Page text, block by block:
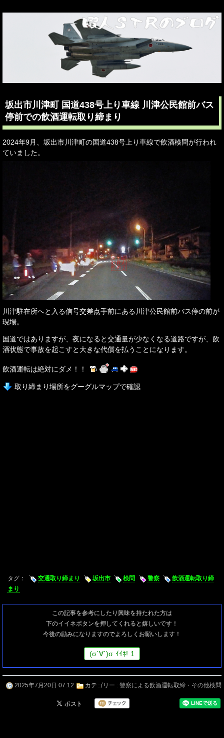
坂出市川津町 国道438号上り車線 川津公民館前バス
停前での飲酒運転取り締まり
2024年9月、坂出市川津町の国道438号上り車線で飲酒検問が行われ
ていました。
川津駐在所へと入る信号交差点手前にある川津公民館前バス停の前が
現場。
国道ではありますが、夜になると交通量が少なくなる道路ですが、飲
酒状態で事故を起こすと大きな代償を払うことになります。
飲酒運転は絶対にダメ！！
取り締まり場所をグーグルマップで確認
タグ： 交通取り締まり 坂出市 検問 警察
飲酒運転取り締
まり
この記事を参考にしたり興味を持たれた方は
下のイイネボタンを押してくれると嬉しいです！
今後の励みになりますのでよろしくお願いします！
(σ´∀`)σ ｲｲﾈ! 1
2025年7月20日 07:12 カテゴリー : 警察による飲酒運転取締・その他検問